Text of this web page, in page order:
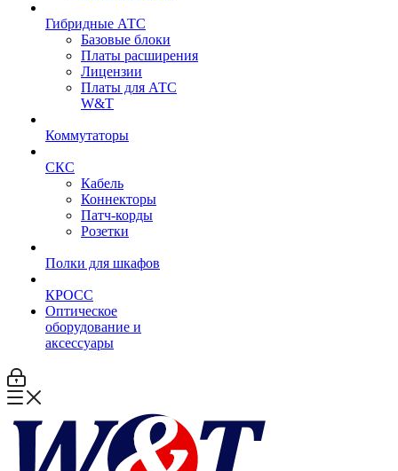
Гибридные АТС
Базовые блоки
Платы расширения
Лицензии
Платы для АТС
W&T
Коммутаторы
СКС
Кабель
Коннекторы
Патч-корды
Розетки
Полки для шкафов
КРОСС
Оптическое
оборудование и
аксессуары